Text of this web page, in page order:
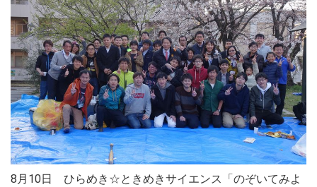
8月10日 ひらめき☆ときめきサイエンス「のぞいてみよ